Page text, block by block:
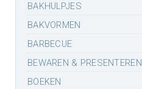
BAKHULPJES
BAKVORMEN
BARBECUE
BEWAREN & PRESENTEREN
BOEKEN